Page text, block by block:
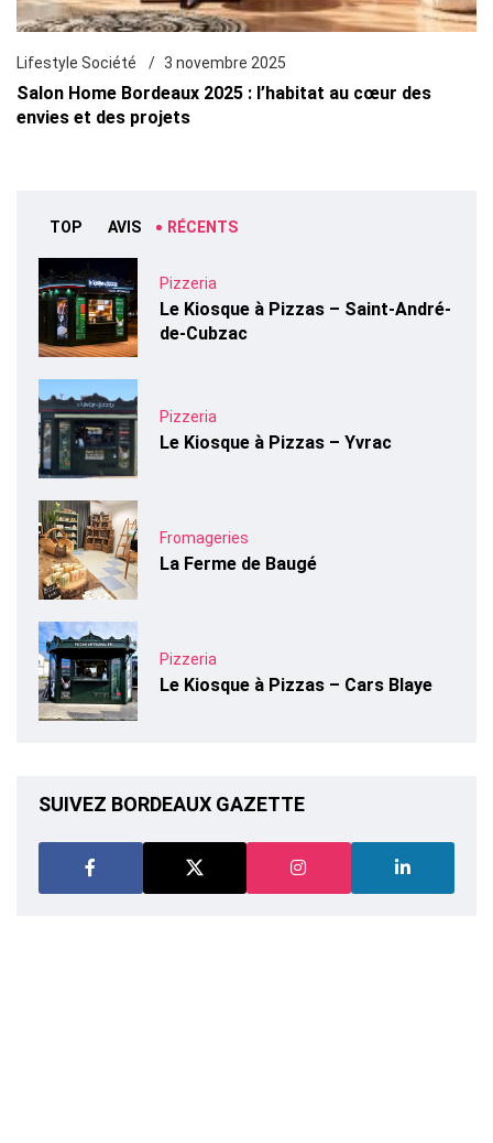
Lifestyle Société 3 novembre 2025
Salon Home Bordeaux 2025 : l’habitat au cœur des
envies et des projets
TOP AVIS RÉCENTS
Pizzeria
Le Kiosque à Pizzas – Saint-André-
de-Cubzac
Pizzeria
Le Kiosque à Pizzas – Yvrac
Fromageries
La Ferme de Baugé
Pizzeria
Le Kiosque à Pizzas – Cars Blaye
SUIVEZ BORDEAUX GAZETTE